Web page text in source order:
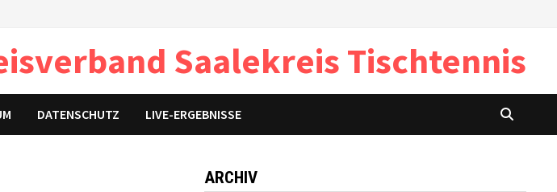
Saalekreis Tischtennis
DATENSCHUTZ LIVE-ERGEBNISSE
ARCHIV